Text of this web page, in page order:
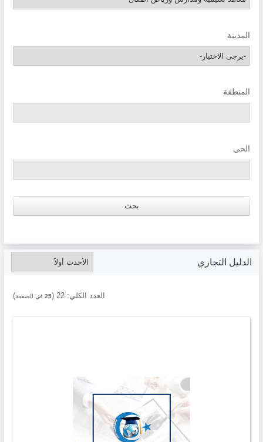
المدينة
المنطقة
الحي
الدليل التجاري
العدد الكلي:22
(
25 في الصفحة)